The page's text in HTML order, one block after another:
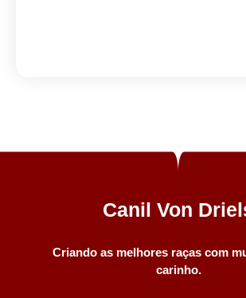
Canil Von
Criando as melhores raças com
carinho.